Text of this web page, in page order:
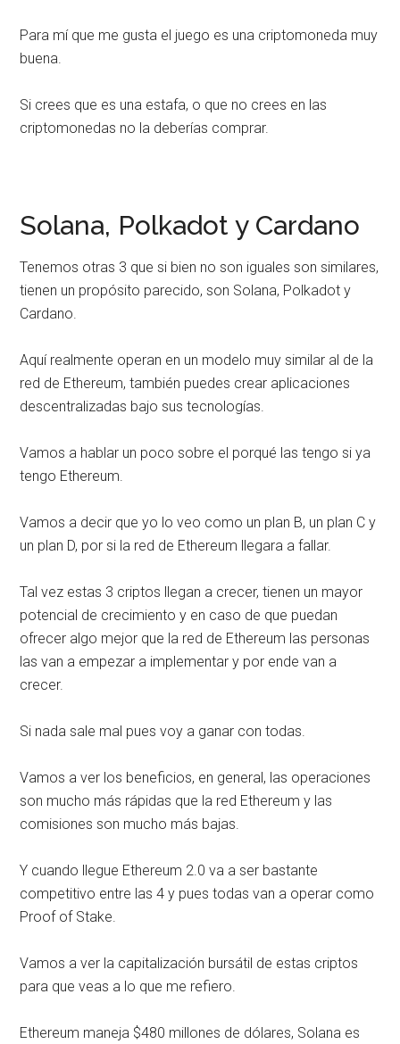
Para mí que me gusta el juego es una criptomoneda muy
buena.
Si crees que es una estafa, o que no crees en las
criptomonedas no la deberías comprar.
Solana, Polkadot y Cardano
Tenemos otras 3 que si bien no son iguales son similares,
tienen un propósito parecido, son Solana, Polkadot y
Cardano.
Aquí realmente operan en un modelo muy similar al de la
red de Ethereum, también puedes crear aplicaciones
descentralizadas bajo sus tecnologías.
Vamos a hablar un poco sobre el porqué las tengo si ya
tengo Ethereum.
Vamos a decir que yo lo veo como un plan B, un plan C y
un plan D, por si la red de Ethereum llegara a fallar.
Tal vez estas 3 criptos llegan a crecer, tienen un mayor
potencial de crecimiento y en caso de que puedan
ofrecer algo mejor que la red de Ethereum las personas
las van a empezar a implementar y por ende van a
crecer.
Si nada sale mal pues voy a ganar con todas.
Vamos a ver los beneficios, en general, las operaciones
son mucho más rápidas que la red Ethereum y las
comisiones son mucho más bajas.
Y cuando llegue Ethereum 2.0 va a ser bastante
competitivo entre las 4 y pues todas van a operar como
Proof of Stake.
Vamos a ver la capitalización bursátil de estas criptos
para que veas a lo que me refiero.
Ethereum maneja $480 millones de dólares, Solana es